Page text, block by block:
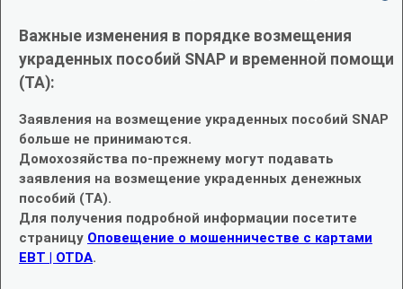
Важные изменения в порядке возмещения
украденных пособий SNAP и временной помощи
(TA):
Заявления на возмещение украденных пособий SNAP
больше не принимаются.
Домохозяйства по-прежнему могут подавать
заявления на возмещение украденных денежных
пособий (TA).
Для получения подробной информации посетите
страницу Оповещение о мошенничестве с картами
EBT | OTDA.